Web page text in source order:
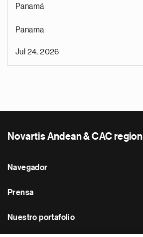
Panamá
Panama
Jul 24, 2026
Novartis Andean & CAC region
Navegador
Prensa
Nuestro portafolio